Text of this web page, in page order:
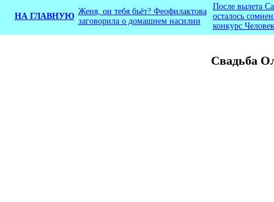
Свадьба
НА ГЛАВНУЮ
Женя, он тебя бьёт? Феофилактова
заговорила о домашнем насилии
После вылета
осталось
конкурс